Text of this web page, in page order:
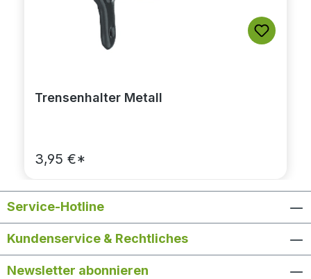
Trensenhalter Metall
3,95 €*
Service-Hotline
Kundenservice & Rechtliches
Newsletter abonnieren